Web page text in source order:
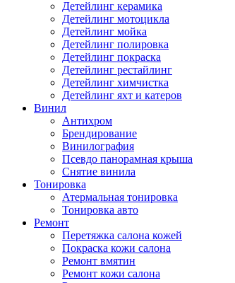
Детейлинг керамика
Детейлинг мотоцикла
Детейлинг мойка
Детейлинг полировка
Детейлинг покраска
Детейлинг рестайлинг
Детейлинг химчистка
Детейлинг яхт и катеров
Винил
Антихром
Брендирование
Винилография
Псевдо панорамная крыша
Снятие винила
Тонировка
Атермальная тонировка
Тонировка авто
Ремонт
Перетяжка салона кожей
Покраска кожи салона
Ремонт вмятин
Ремонт кожи салона